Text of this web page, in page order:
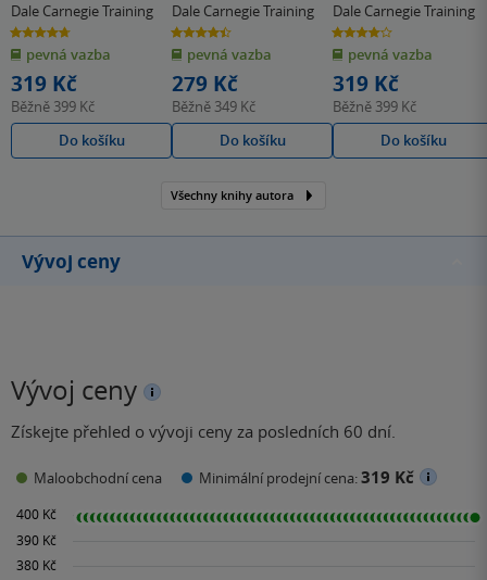
Dale Carnegie Training
4.7
z
5
hvězdiček
pevná vazba
319 Kč
Běžně 399 Kč
Do košíku
Dale Carnegie Training
4.4
z
5
hvězdiček
pevná vazba
279 Kč
Běžně 349 Kč
Do košíku
Dale Carnegie Training
4.0
z
5
hvězdiček
pevná vazba
319 Kč
Běžně 399 Kč
Do košíku
Všechny knihy autora
Vývoj ceny
Vývoj ceny
Získejte přehled o vývoji ceny za posledních 60 dní.
Maloobchodní cena Minimální prodejní cena:319 Kč